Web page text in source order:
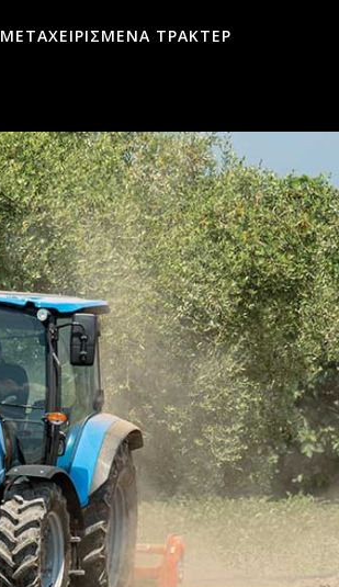
ΜΕΤΑΧΕΙΡΙΣΜΕΝΑ ΤΡΑΚΤΕΡ